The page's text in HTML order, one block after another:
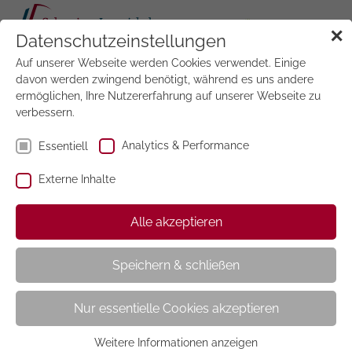
Jetzt
testen
Falstaff
✕
Datenschutzeinstellungen
Auf unserer Webseite werden Cookies verwendet. Einige
davon werden zwingend benötigt, während es uns andere
ermöglichen, Ihre Nutzererfahrung auf unserer Webseite zu
verbessern.
Essentiell Analytics & Performance
Externe Inhalte
Alle akzeptieren
Speichern & schließen
Nur essentielle Cookies akzeptieren
Weitere Informationen anzeigen